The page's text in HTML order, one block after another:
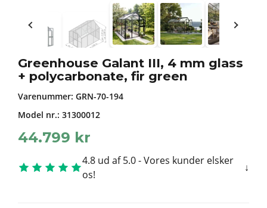
Greenhouse Galant III, 4 mm glass
+ polycarbonate, fir green
Varenummer: GRN-70-194
Model nr.: 31300012
44.799 kr
4.8 ud af 5.0 - Vores kunder elsker
os!